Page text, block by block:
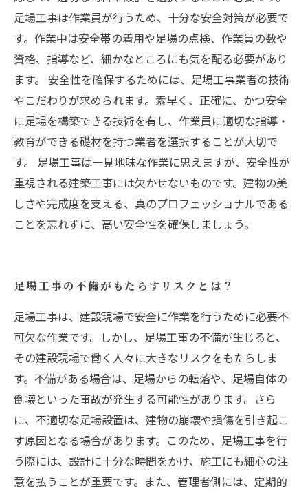
足場工事は作業員が行うため、十分な安全対策が必要で
す。作業中は安全帯の着用や足場の点検、作業員の数や
資格、指導など、細かなところにも気を配る必要があり
ます。 安全性を確保するためには、足場工事業者の技術
やこだわりが求められます。素早く、正確に、かつ安全
に足場を構築できる技術を有し、作業員に適切な指導・
教育ができる礎材を持つ業者を選択することが大切で
す。 足場工事は一見地味な作業に思えますが、安全性が
重視される建築工事には欠かせないものです。建物の美
しさや完成度を支える、真のプロフェッショナルである
ことを忘れずに、高い安全性を確保しましょう。
足場工事の不備がもたらすリスクとは？
足場工事は、建設現場で安全に作業を行うために必要不
可欠な作業です。しかし、足場工事の不備が生じると、
その建設現場で働く人々に大きなリスクをもたらしま
す。不備がある場合は、足場からの転落や、足場自体の
倒壊といった事故が発生する可能性があります。さら
に、不適切な足場設置は、建物の崩壊や損傷を引き起こ
す原因となる場合があります。このため、足場工事を行
う際には、設計に十分な時間をかけ、施工にも細心の注
意を払うことが重要です。また、管理者側には、定期的